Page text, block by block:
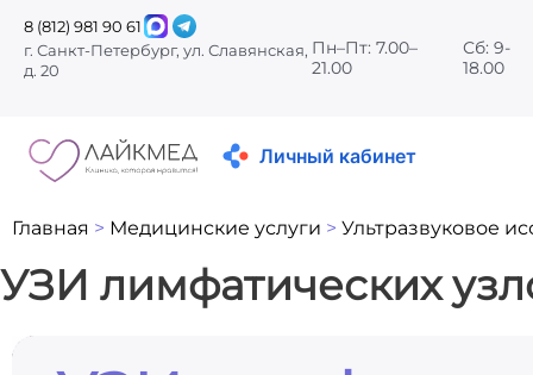
8 (812) 981 90 61
г. Санкт-Петербург, ул. Славянская,
д. 20
Пн–Пт: 7.00–
21.00
Сб: 9-
18.00
Личный кабинет
Главная > Медицинские услуги > Ультразвуковое
УЗИ лимфатических